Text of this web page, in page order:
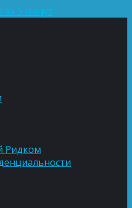
за 5 минут
Ридком